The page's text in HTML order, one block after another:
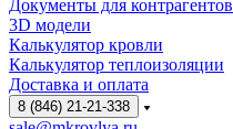
Документы для контрагентов
3D модели
Калькулятор кровли
Калькулятор теплоизоляции
Доставка и оплата
8 (846) 21-21-338